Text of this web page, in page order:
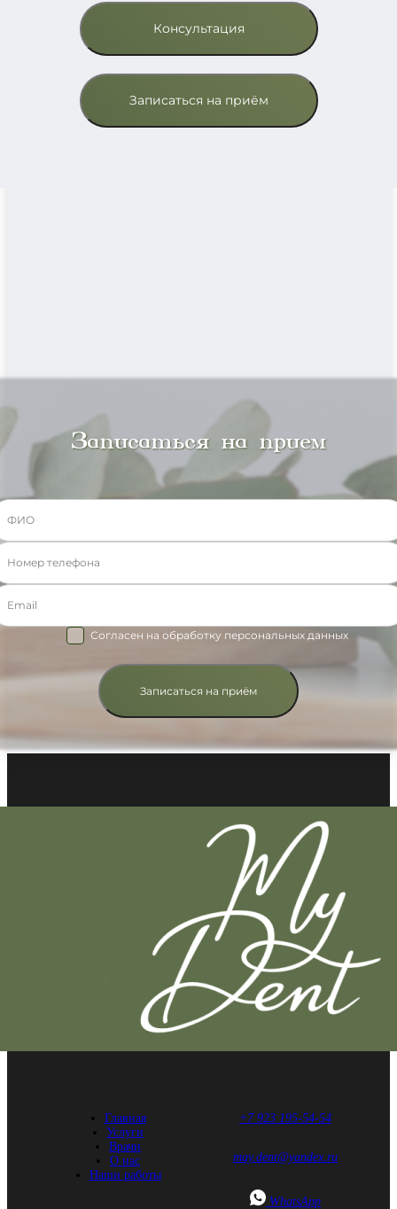
Консультация
Записаться на приём
Записаться на прием
Согласен на обработку персональных данных
Записаться на приём
Главная
Услуги
Врачи
О нас
Наши работы
+7 923 195-54-54
may.dent@yandex.ru
WhatsApp